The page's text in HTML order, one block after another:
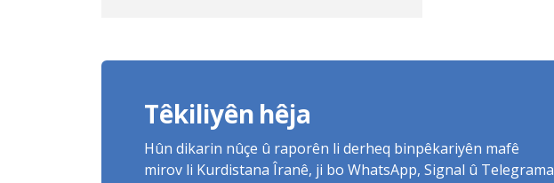
Têkiliyên hêja
Hûn dikarin nûçe û raporên li derheq binpêkariyên mafê
mirov li Kurdistana Îranê, ji bo WhatsApp, Signal û Telegrama